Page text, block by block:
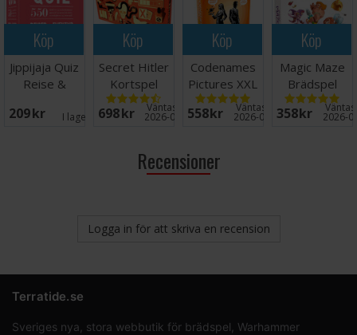
Köp
Jippijaja Quiz
Reise &
Kortspill
209 SEK I lager: 1
Köp
Secret Hitler
Kortspel
698 SEK Väntas in:
2026-09-30
Köp
Codenames
Pictures XXL
Kortspel
558 SEK Väntas in:
2026-09-30
Köp
Magic Maze
Brädspel
358 SEK 2026-
Recensioner
Logga in för att skriva en recension
Terratide.se
Sveriges nya, stora webbutik för brädspel, Warhammer